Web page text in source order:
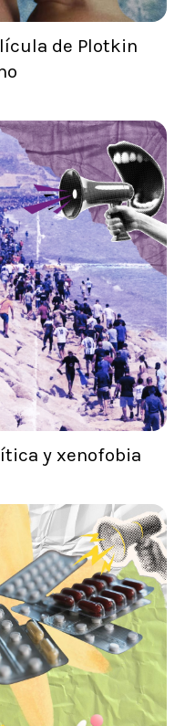
de Plotkin
y xenofobia